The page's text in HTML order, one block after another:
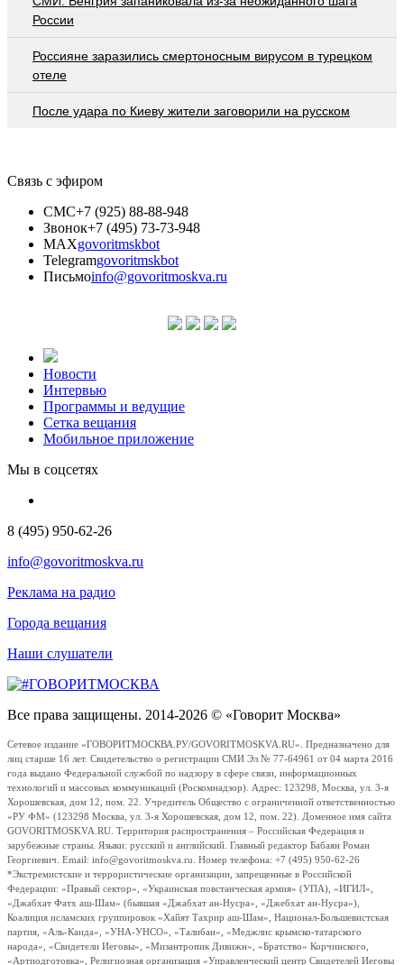
России
Россияне заразились смертоносным вирусом в турецком
отеле
После удара по Киеву жители заговорили на русском
Связь с эфиром
СМС+7 (925) 88-88-948
Звонок+7 (495) 73-73-948
MAXgovoritmskbot
Telegramgovoritmskbot
Письмоinfo@govoritmoskva.ru
Новости
Интервью
Программы и ведущие
Сетка вещания
Мобильное приложение
Мы в соцсетях
8 (495) 950-62-26
info@govoritmoskva.ru
Реклама на радио
Города вещания
Наши слушатели
Все права защищены. 2014-2026 © «Говорит Москва»
Сетевое издание «ГОВОРИТМОСКВА.РУ/GOVORITMOSKVA.RU». Предназначено для
лиц старше 16 лет. Свидетельство о регистрации СМИ Эл № 77-64961 от 04 марта 2016
года выдано Федеральной службой по надзору в сфере связи, информационных
технологий и массовых коммуникаций (Роскомнадзор). Адрес: 123298, Москва, ул. 3-я
Хорошевская, дом 12, пом. 22. Учредитель Общество с ограниченной ответственностью
«РУ ФМ» (123298 Москва, ул. 3-я Хорошевская, дом 12, пом. 22). Доменное имя сайта
GOVORITMOSKVA.RU. Территория распространения – Российская Федерация и
зарубежные страны. Языки: русский и английский. Главный редактор Бабаян Роман
Георгиевич. Email: info@govoritmoskva.ru. Номер телефона: +7 (495) 950-62-26
*Экстремистские и террористические организации, запрещенные в Российской
Федерации: «Правый сектор», «Украинская повстанческая армия» (УПА), «ИГИЛ»,
«Джабхат Фатх аш-Шам» (бывшая «Джабхат ан-Нусра», «Джебхат ан-Нусра»),
Коалиция исламских группировок «Хайят Тахрир аш-Шам», Национал-Большевистская
партия, «Аль-Каида», «УНА-УНСО», «Талибан», «Меджлис крымско-татарского
народа», «Свидетели Иеговы», «Мизантропик Дивижн», «Братство» Корчинского,
«Артподготовка», Религиозная организация «Управленческий центр Свидетелей Иеговы